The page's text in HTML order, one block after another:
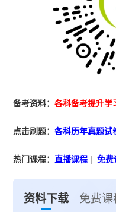
备考资料：各科备考提升学
点击刷题：各科历年真题试
热门课程： 直播课程 |免费
资料下载 免费课